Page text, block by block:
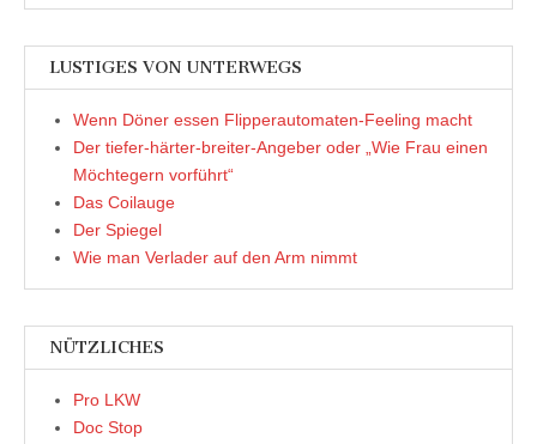
LUSTIGES VON UNTERWEGS
Wenn Döner essen Flipperautomaten-Feeling macht
Der tiefer-härter-breiter-Angeber oder „Wie Frau einen
Möchtegern vorführt“
Das Coilauge
Der Spiegel
Wie man Verlader auf den Arm nimmt
NÜTZLICHES
Pro LKW
Doc Stop